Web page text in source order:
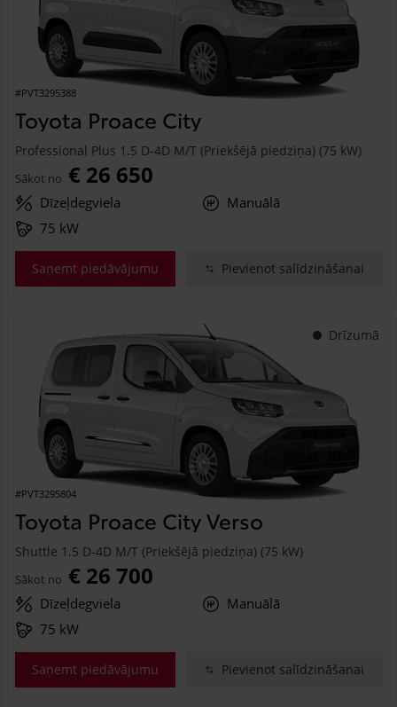
#PVT3295388
Toyota Proace City
Professional Plus 1.5 D-4D M/T (Priekšējā piedziņa) (75 kW)
Sākot no € 26 650
Dīzeļdegviela
Manuālā
75 kW
Saņemt piedāvājumu Pievienot salīdzināšanai
Drīzumā
#PVT3295804
Toyota Proace City Verso
Shuttle 1.5 D-4D M/T (Priekšējā piedziņa) (75 kW)
Sākot no € 26 700
Dīzeļdegviela
Manuālā
75 kW
Saņemt piedāvājumu Pievienot salīdzināšanai